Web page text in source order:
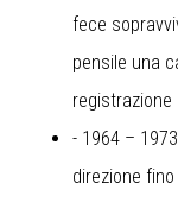
fece
pensile una
registrazione
- 1964 –
direzione